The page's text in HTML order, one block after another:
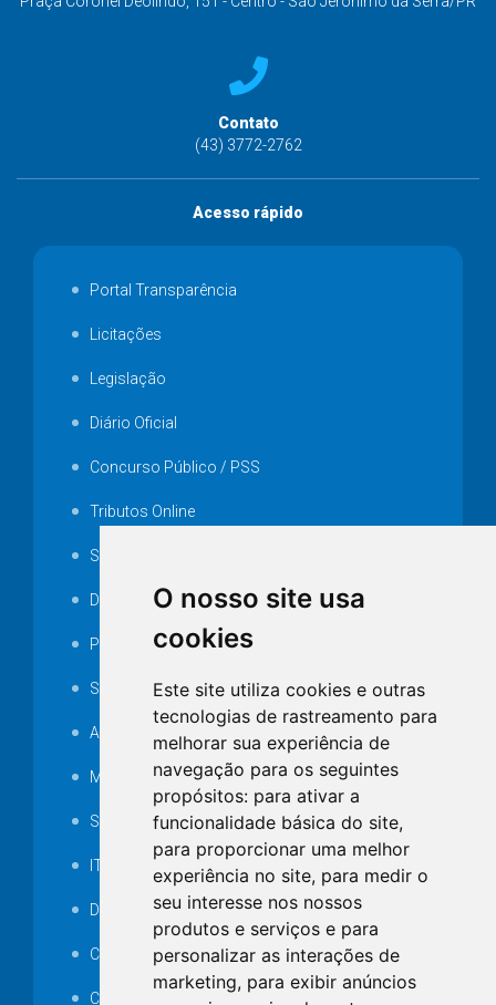
O nosso site usa
cookies
Este site utiliza cookies e outras
tecnologias de rastreamento para
melhorar sua experiência de
navegação para os seguintes
propósitos: para ativar a
funcionalidade básica do site,
para proporcionar uma melhor
experiência no site, para medir o
seu interesse nos nossos
produtos e serviços e para
personalizar as interações de
marketing, para exibir anúncios
Contato
(43) 3772-2762
Acesso rápido
Portal Transparência
Licitações
Legislação
Diário Oficial
Concurso Público / PSS
Tributos Online
Serviços ISS-E
Decretos
Portarias
SAMAE
Audiência pública
MANUTENÇÃO DE ILUMINAÇÃO PÚBLICA
Serviços Técnicos TI
ITR
Desapropriações
Catalogo Eletrônico de Padronização
Consórcios Municipais